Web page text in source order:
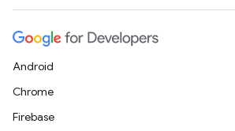
Android
Chrome
Firebase